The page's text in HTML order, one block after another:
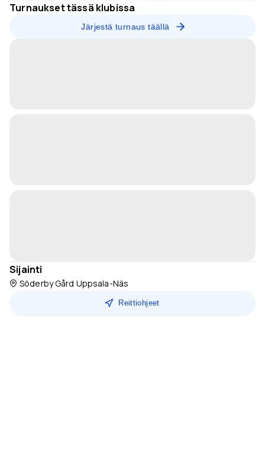
Turnaukset tässä klubissa
Järjestä turnaus täällä
Sijainti
Söderby Gård Uppsala-Näs
Reittiohjeet